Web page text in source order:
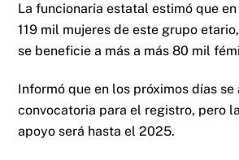
La funcionaria estatal estimó que
119 mil mujeres de este grupo
se beneficie a más a más 80 mil
Informó que en los próximos días se
convocatoria para el registro, pero
apoyo será hasta el 2025.